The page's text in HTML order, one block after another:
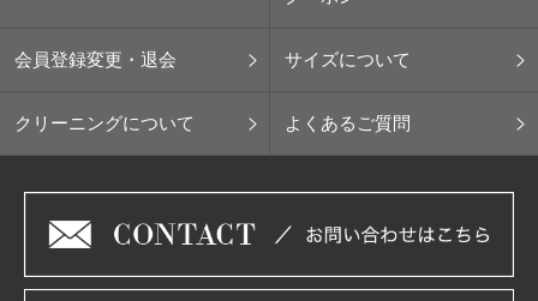
会員登録変更・退会 サイズについて
クリーニングについて よくあるご質問